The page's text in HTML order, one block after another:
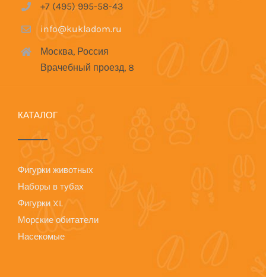
+7 (495) 995-58-43
info@kukladom.ru
Москва, Россия
Врачебный проезд, 8
КАТАЛОГ
Фигурки животных
Наборы в тубах
Фигурки XL
Морские обитатели
Насекомые